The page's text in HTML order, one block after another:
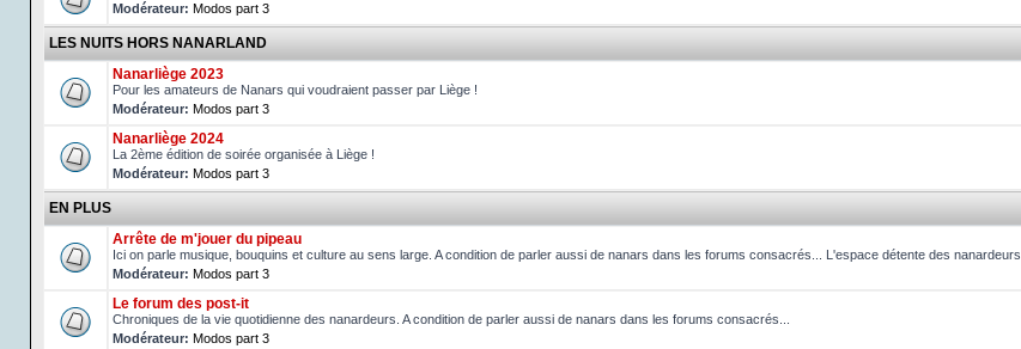
Modérateur: Modos part 3
LES NUITS HORS NANARLAND
Nanarliège 2023
Pour les amateurs de Nanars qui voudraient passer par Liège !
Modérateur: Modos part 3
Nanarliège 2024
La 2ème édition de soirée organisée à Liège !
Modérateur: Modos part 3
EN PLUS
Arrête de m'jouer du pipeau
Ici on parle musique, bouquins et culture au sens large. A condition de parler aussi de nanars dans les forums consacrés... L'espace détente des nanardeurs.
Modérateur: Modos part 3
Le forum des post-it
Chroniques de la vie quotidienne des nanardeurs. A condition de parler aussi de nanars dans les forums consacrés...
Modérateur: Modos part 3